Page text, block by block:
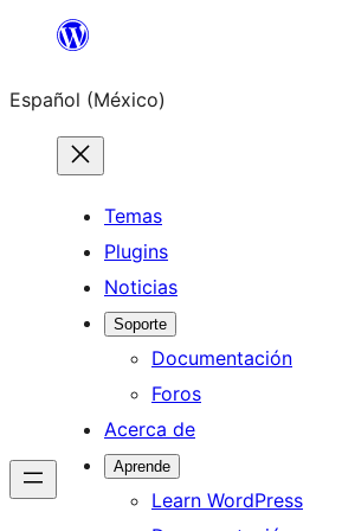
Saltar
contenido
Español (México)
Temas
Plugins
Noticias
Soporte
Documentación
Foros
Acerca de
Aprende
Learn WordPress